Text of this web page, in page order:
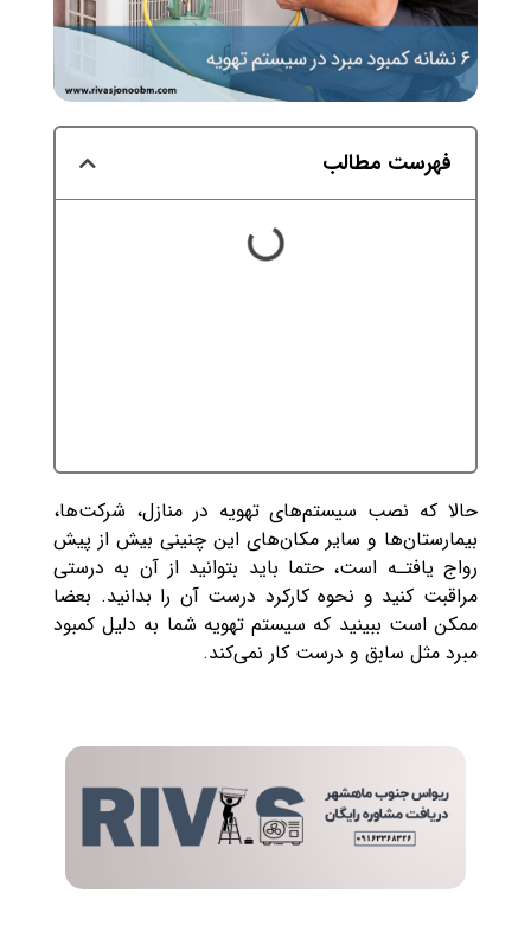
فهرست مطالب
حالا که نصب سیستم‌های تهویه در منازل، شرکت‌ها،
بیمارستان‌ها و سایر مکان‌های این چنینی بیش از پیش
رواج یافتـه است، حتما باید بتوانید از آن به درستی
مراقبت کنید و نحوه کارکرد درست آن را بدانید. بعضا
ممکن است ببینید که سیستم تهویه شما به دلیل کمبود
مبرد مثل سابق و درست کار نمی‌‌کند.